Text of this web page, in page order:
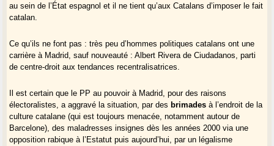
au sein de l’État espagnol et il ne tient qu’aux Catalans d’imposer le fait
catalan.
Ce qu’ils ne font pas : très peu d’hommes politiques catalans ont une
carrière à Madrid, sauf nouveauté : Albert Rivera de Ciudadanos, parti
de centre-droit aux tendances recentralisatrices.
Il est certain que le PP au pouvoir à Madrid, pour des raisons
électoralistes, a aggravé la situation, par des brimades à l’endroit de la
culture catalane (qui est toujours menacée, notamment autour de
Barcelone), des maladresses insignes dès les années 2000 via une
opposition rabique à l’Estatut puis aujourd’hui, par un légalisme